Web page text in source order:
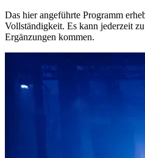
Das hier angeführte Programm
Vollständigkeit. Es kann jederzeit
Ergänzungen kommen.